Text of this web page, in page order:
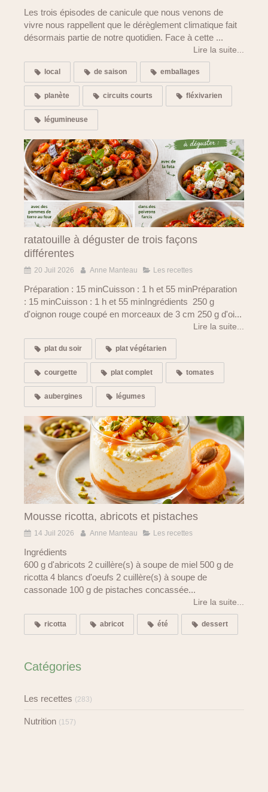
Les trois épisodes de canicule que nous venons de
vivre nous rappellent que le dérèglement climatique fait
désormais partie de notre quotidien. Face à cette ...
Lire la suite...
local de saison emballages
planète circuits courts fléxivarien
légumineuse
ratatouille à déguster de trois façons
différentes
20 Juil 2026 Anne Manteau Les recettes
Préparation : 15 minCuisson : 1 h et 55 minPréparation
: 15 minCuisson : 1 h et 55 minIngrédients 250 g
d'oignon rouge coupé en morceaux de 3 cm 250 g d'oi...
Lire la suite...
plat du soir plat végétarien
courgette plat complet tomates
aubergines légumes
Mousse ricotta, abricots et pistaches
14 Juil 2026 Anne Manteau Les recettes
Ingrédients
600 g d'abricots 2 cuillère(s) à soupe de miel 500 g de
ricotta 4 blancs d'oeufs 2 cuillère(s) à soupe de
cassonade 100 g de pistaches concassée...
Lire la suite...
ricotta abricot été dessert
Catégories
Les recettes (283)
Nutrition (157)